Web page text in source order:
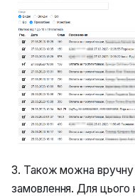
3. Також можна вручну
замовлення. Для цього